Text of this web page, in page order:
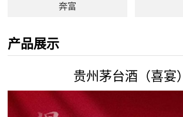
奔富
产品展示
贵州茅台酒（喜宴）